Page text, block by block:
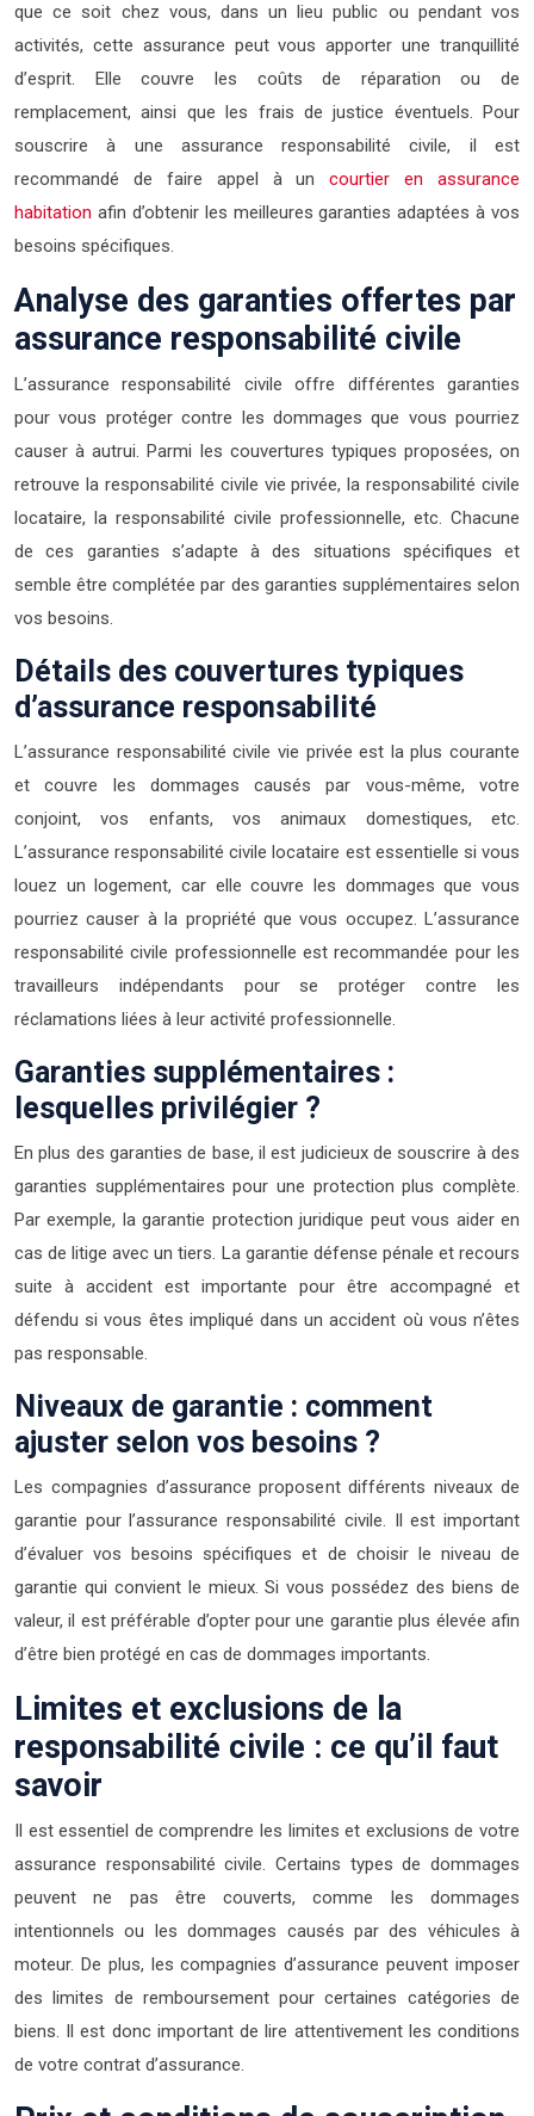
que ce soit chez vous, dans un lieu public ou pendant vos
activités, cette assurance peut vous apporter une tranquillité
d’esprit. Elle couvre les coûts de réparation ou de
remplacement, ainsi que les frais de justice éventuels. Pour
souscrire à une assurance responsabilité civile, il est
recommandé de faire appel à uncourtier en assurance
habitation afin d’obtenir les meilleures garanties adaptées à vos
besoins spécifiques.
Analyse des garanties offertes par
assurance responsabilité civile
L’assurance responsabilité civile offre différentes garanties
pour vous protéger contre les dommages que vous pourriez
causer à autrui. Parmi les couvertures typiques proposées, on
retrouve la responsabilité civile vie privée, la responsabilité civile
locataire, la responsabilité civile professionnelle, etc. Chacune
de ces garanties s’adapte à des situations spécifiques et
semble être complétée par des garanties supplémentaires selon
vos besoins.
Détails des couvertures typiques
d’assurance responsabilité
L’assurance responsabilité civile vie privée est la plus courante
et couvre les dommages causés par vous-même, votre
conjoint, vos enfants, vos animaux domestiques, etc.
L’assurance responsabilité civile locataire est essentielle si vous
louez un logement, car elle couvre les dommages que vous
pourriez causer à la propriété que vous occupez. L’assurance
responsabilité civile professionnelle est recommandée pour les
travailleurs indépendants pour se protéger contre les
réclamations liées à leur activité professionnelle.
Garanties supplémentaires :
lesquelles privilégier ?
En plus des garanties de base, il est judicieux de souscrire à des
garanties supplémentaires pour une protection plus complète.
Par exemple, la garantie protection juridique peut vous aider en
cas de litige avec un tiers. La garantie défense pénale et recours
suite à accident est importante pour être accompagné et
défendu si vous êtes impliqué dans un accident où vous n’êtes
pas responsable.
Niveaux de garantie : comment
ajuster selon vos besoins ?
Les compagnies d’assurance proposent différents niveaux de
garantie pour l’assurance responsabilité civile. Il est important
d’évaluer vos besoins spécifiques et de choisir le niveau de
garantie qui convient le mieux. Si vous possédez des biens de
valeur, il est préférable d’opter pour une garantie plus élevée afin
d’être bien protégé en cas de dommages importants.
Limites et exclusions de la
responsabilité civile : ce qu’il faut
savoir
Il est essentiel de comprendre les limites et exclusions de votre
assurance responsabilité civile. Certains types de dommages
peuvent ne pas être couverts, comme les dommages
intentionnels ou les dommages causés par des véhicules à
moteur. De plus, les compagnies d’assurance peuvent imposer
des limites de remboursement pour certaines catégories de
biens. Il est donc important de lire attentivement les conditions
de votre contrat d’assurance.